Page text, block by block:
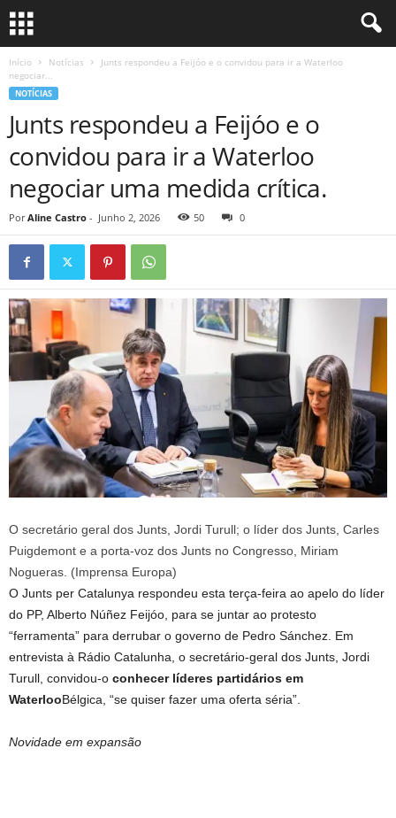
Início Notícias
Junts respondeu a Feijóo e o convidou para ir a Waterloo
negociar...
NOTÍCIAS
Junts respondeu a Feijóo e o
convidou para ir a Waterloo
negociar uma medida crítica.
Por Aline Castro - Junho 2, 2026 50 0
O secretário geral dos Junts, Jordi Turull; o líder dos Junts, Carles
Puigdemont e a porta-voz dos Junts no Congresso, Miriam
Nogueras. (Imprensa Europa)
O Junts per Catalunya respondeu esta terça-feira ao apelo do líder
do PP, Alberto Núñez Feijóo, para se juntar ao protesto
“ferramenta” para derrubar o governo de Pedro Sánchez. Em
entrevista à Rádio Catalunha, o secretário-geral dos Junts, Jordi
Turull, convidou-o conhecer líderes partidários em
WaterlooBélgica, “se quiser fazer uma oferta séria”.
Novidade em expansão